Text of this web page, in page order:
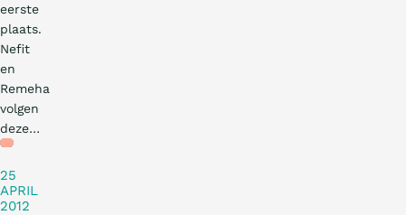
eerste
plaats.
Nefit
en
Remeha
volgen
deze…Nieuws
25
APRIL
2012